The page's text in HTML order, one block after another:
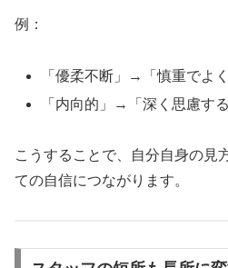
例：
「優柔不断」→「慎重でよ
「内向的」→「深く思慮す
こうすることで、自分自身の見
ての自信につながります。